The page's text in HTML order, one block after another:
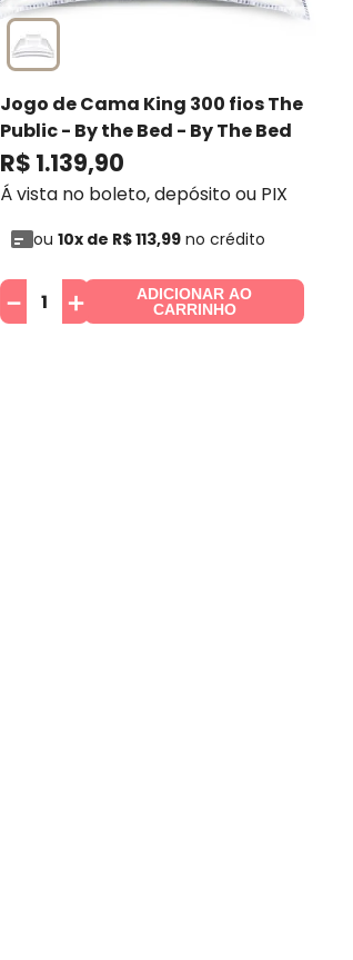
Jogo de Cama King 300 fios The
Public - By the Bed - By The Bed
R$ 1.139,90
Á vista no boleto, depósito ou PIX
ou 10x de R$113,99no crédito
＋
－
ADICIONAR AO
CARRINHO